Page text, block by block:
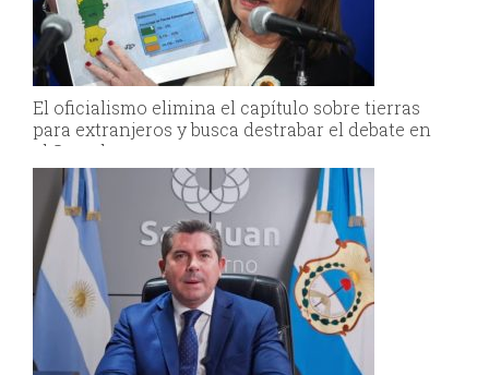
El oficialismo elimina el capítulo sobre tierras
para extranjeros y busca destrabar el debate en
el Senado